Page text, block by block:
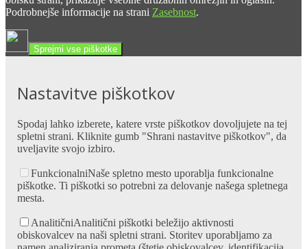
Podrobnejše informacije na strani Zasebnost.
Sprejmi vse piškotke
Nastavitve piškotkov
Spodaj lahko izberete, katere vrste piškotkov dovoljujete na tej
spletni strani. Kliknite gumb "Shrani nastavitve piškotkov", da
uveljavite svojo izbiro.
FunkcionalniNaše spletno mesto uporablja funkcionalne
piškotke. Ti piškotki so potrebni za delovanje našega spletnega
mesta.
AnalitičniAnalitični piškotki beležijo aktivnosti
obiskovalcev na naši spletni strani. Storitev uporabljamo za